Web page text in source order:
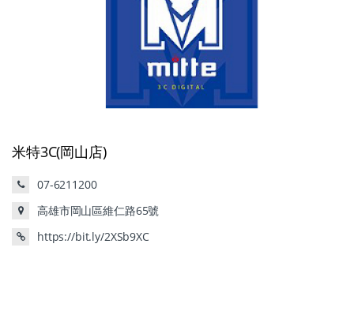
米特3C(岡山店)
07-6211200
高雄市岡山區維仁路65號
https://bit.ly/2XSb9XC